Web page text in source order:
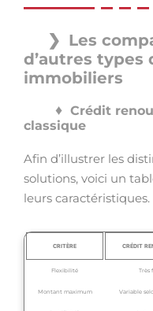
Les
d’autres types
immobiliers
Crédit
classique
Afin d’illustrer les
solutions, voici un
leurs caractéristiques.
CRITÈRE CRÉDIT
Flexibilité Très
Montant maximum Variable